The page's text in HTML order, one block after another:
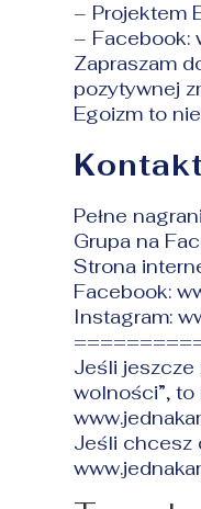
– Projektem
– Facebook:
Zapraszam
pozytywnej
Egoizm to
Pełne
Grupa na
Strona
Facebook:
Instagram:
Jeśli jeszcze
wolności”, to
Jeśli chcesz